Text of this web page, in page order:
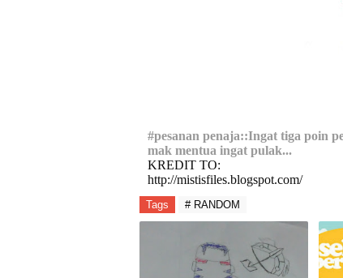
#pesanan penaja::Ingat tiga poin
mak mentua ingat pulak...
KREDIT TO:
http://mistisfiles.blogspot.com/
Tags # RANDOM